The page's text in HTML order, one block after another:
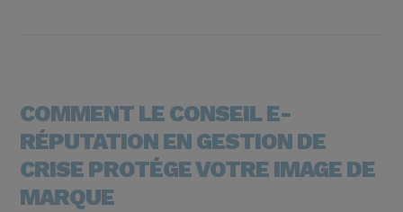
COMMENT LE CONSEIL E-
RÉPUTATION EN GESTION DE
CRISE PROTÉGE VOTRE IMAGE DE
MARQUE